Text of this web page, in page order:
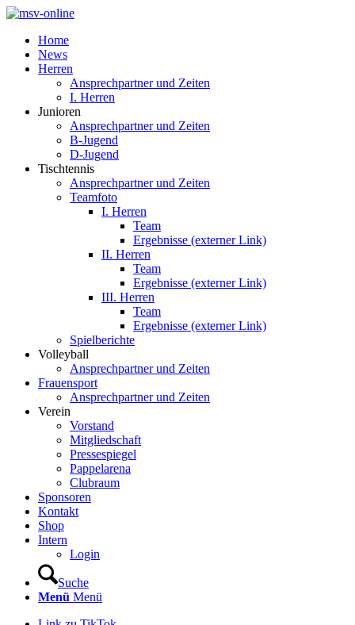
Home
News
Herren
Ansprechpartner und Zeiten
I. Herren
Junioren
Ansprechpartner und Zeiten
B-Jugend
D-Jugend
Tischtennis
Ansprechpartner und Zeiten
Teamfoto
I. Herren
Team
Ergebnisse (externer Link)
II. Herren
Team
Ergebnisse (externer Link)
III. Herren
Team
Ergebnisse (externer Link)
Spielberichte
Volleyball
Ansprechpartner und Zeiten
Frauensport
Ansprechpartner und Zeiten
Verein
Vorstand
Mitgliedschaft
Pressespiegel
Pappelarena
Clubraum
Sponsoren
Kontakt
Shop
Intern
Login
Suche
Menü Menü